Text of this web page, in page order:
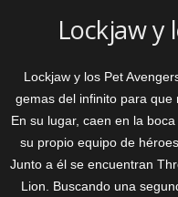
Lockjaw y
Lockjaw y los Pet
gemas del infinito para que
En su lugar, caen en la
su propio equipo de
Junto a él se encuentran
Lion. Buscando una